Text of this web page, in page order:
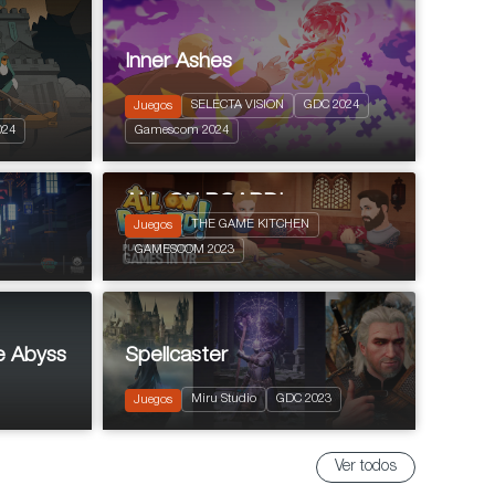
2024 PEGI 7
Inner Ashes
Juegos SELECTA VISION GDC 2024
Gamescom 2024
2023
Board Games
ALL ON BOARD!
Juegos THE GAME KITCHEN
GAMESCOM 2023
Abyss
2023
Acción y aventuras
Spellcaster
Juegos Miru Studio GDC 2023
Ver todos